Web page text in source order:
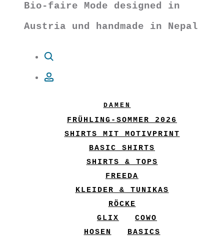
Bio-faire Mode designed in
Austria und handmade in Nepal
DAMEN
FRÜHLING-SOMMER 2026
SHIRTS MIT MOTIVPRINT
BASIC SHIRTS
SHIRTS & TOPS
FREEDA
KLEIDER & TUNIKAS
RÖCKE
GLIX
COWO
HOSEN
BASICS